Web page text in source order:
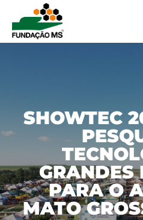
SHOWTEC
GRANDES
PARA O
MATO